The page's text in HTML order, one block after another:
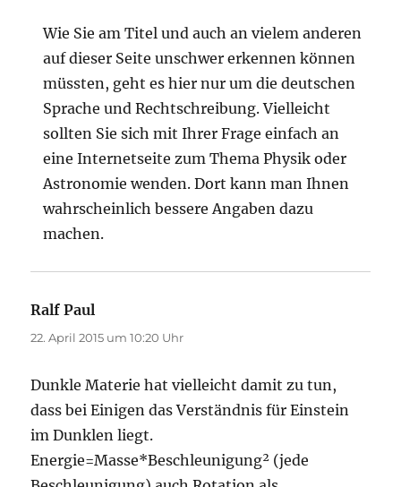
Wie Sie am Titel und auch an vielem anderen
auf dieser Seite unschwer erkennen können
müssten, geht es hier nur um die deutschen
Sprache und Rechtschreibung. Vielleicht
sollten Sie sich mit Ihrer Frage einfach an
eine Internetseite zum Thema Physik oder
Astronomie wenden. Dort kann man Ihnen
wahrscheinlich bessere Angaben dazu
machen.
Ralf Paul
22. April 2015 um 10:20 Uhr
Dunkle Materie hat vielleicht damit zu tun,
dass bei Einigen das Verständnis für Einstein
im Dunklen liegt.
Energie=Masse*Beschleunigung² (jede